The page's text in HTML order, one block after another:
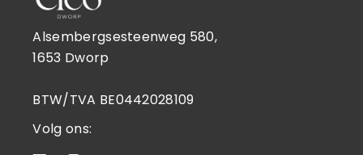
Alsembergsesteenweg 580,
1653 Dworp
BTW/TVA BE0442028109
Volg ons: